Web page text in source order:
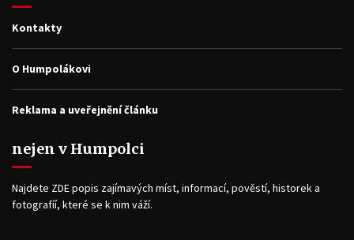
Kontakty
O Humpolákovi
Reklama a uveřejnění článku
nejen v Humpolci
Najdete ZDE popis zajímavých míst, informací, pověstí, historek a
fotografíí, které se k nim váží.